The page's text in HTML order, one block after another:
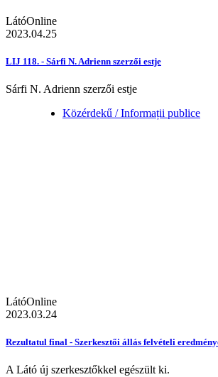
LátóOnline
2023.04.25
LIJ 118. - Sárfi N. Adrienn szerzői estje
Sárfi N. Adrienn szerzői estje
Közérdekű / Informații publice
LátóOnline
2023.03.24
Rezultatul final - Szerkesztői állás felvételi
A Látó új szerkesztőkkel egészült ki.